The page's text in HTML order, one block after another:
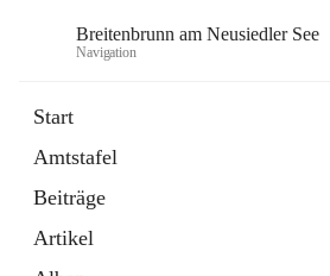
Breitenbrunn am Neusiedler See
Navigation
Start
Amtstafel
Beiträge
Artikel
18 Schnellzugriffe
Gemeindeservice